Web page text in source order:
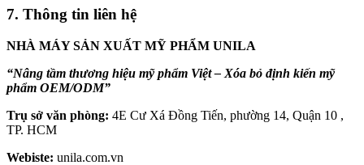
7. Thông tin liên hệ
NHÀ MÁY SẢN XUẤT MỸ PHẨM UNILA
“Nâng tầm thương hiệu mỹ phẩm Việt – Xóa bỏ định kiến mỹ
phẩm OEM/ODM”
Trụ sở văn phòng: 4E Cư Xá Đồng Tiến, phường 14, Quận 10 ,
TP. HCM
Webiste: unila.com.vn